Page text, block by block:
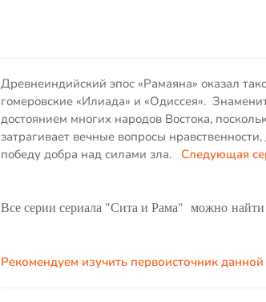
Древнеиндийский эпос «Рамаяна» оказал
гомеровские «Илиада» и «Одиссея».
достоянием многих народов Востока,
затрагивает вечные вопросы
победу добра над силами зла. Следующая
Все серии сериала "Сита и Рама" можно найти
Рекомендуем изучить первоисточник